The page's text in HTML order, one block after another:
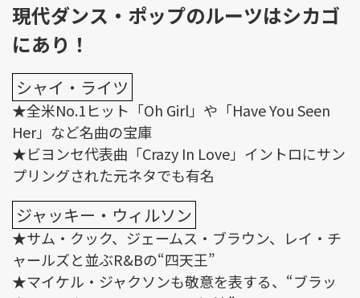
現代ダンス・ポップのルーツはシカゴ
にあり！
シャイ・ライツ
★全米No.1ヒット「Oh Girl」や「Have You Seen
Her」など名曲の宝庫
★ビヨンセ代表曲「Crazy In Love」イントロにサン
プリングされた元ネタでも有名
ジャッキー・ウィルソン
★サム・クック、ジェームス・ブラウン、レイ・チ
ャールズと並ぶR&Bの“四天王”
★マイケル・ジャクソンも敬意を表する、“ブラッ